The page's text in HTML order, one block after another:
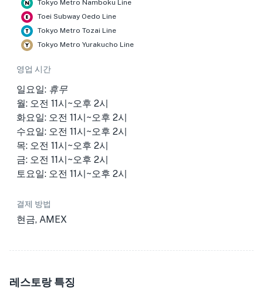
Tokyo Metro Namboku Line
Toei Subway Oedo Line
Tokyo Metro Tozai Line
Tokyo Metro Yurakucho Line
영업 시간
일요일: 휴무
월: 오전 11시~오후 2시
화요일: 오전 11시~오후 2시
수요일: 오전 11시~오후 2시
목: 오전 11시~오후 2시
금: 오전 11시~오후 2시
토요일: 오전 11시~오후 2시
결제 방법
현금, AMEX
레스토랑 특징